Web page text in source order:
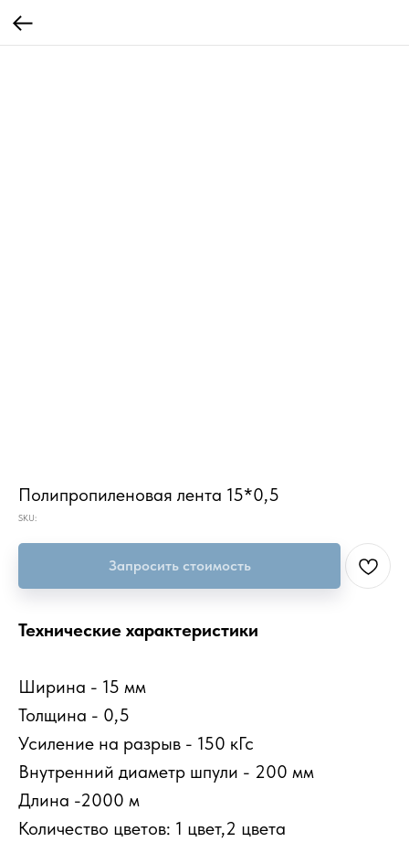
Полипропиленовая лента 15*0,5
SKU:
Запросить стоимость
Технические характеристики
Ширина - 15 мм
Толщина - 0,5
Усиление на разрыв - 150 кГс
Внутренний диаметр шпули - 200 мм
Длина -2000 м
Количество цветов: 1 цвет,2 цвета